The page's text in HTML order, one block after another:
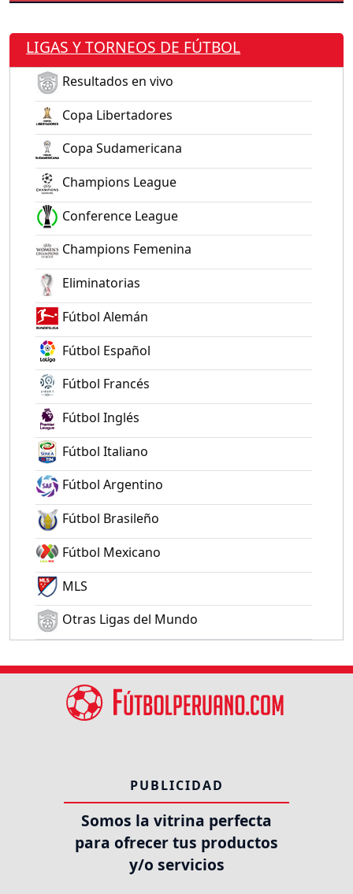
LIGAS Y TORNEOS DE FÚTBOL
Resultados en vivo
Copa Libertadores
Copa Sudamericana
Champions League
Conference League
Champions Femenina
Eliminatorias
Fútbol Alemán
Fútbol Español
Fútbol Francés
Fútbol Inglés
Fútbol Italiano
Fútbol Argentino
Fútbol Brasileño
Fútbol Mexicano
MLS
Otras Ligas del Mundo
PUBLICIDAD
Somos la vitrina perfecta
para ofrecer tus productos
y/o servicios